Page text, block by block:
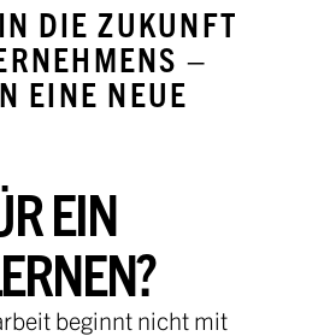
DIE ZUKUNFT
–
EINE NEUE
EIN
beginnt nicht mit